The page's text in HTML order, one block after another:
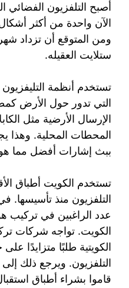
أصبح التلفزيون الفضائي
الآن واحدة من أكثر
ومن المتوقع أن تزداد
ستلايت العقيله.
تستخدم أنظمة
التي تدور حول الأرض
الإرسال الأرضية مثل
المحطات المحلية. وهذا
ببث إشارات أفضل مما هو
تستخدم الكويت أطباق
التلفزيون منذ تأسيسها.
عدد الراغبين في تركيب
الكويت. تواجه شركات
الكويتية طلبًا متزايدًا
التلفزيون. ويرجع ذلك
قاموا بشراء أطباق